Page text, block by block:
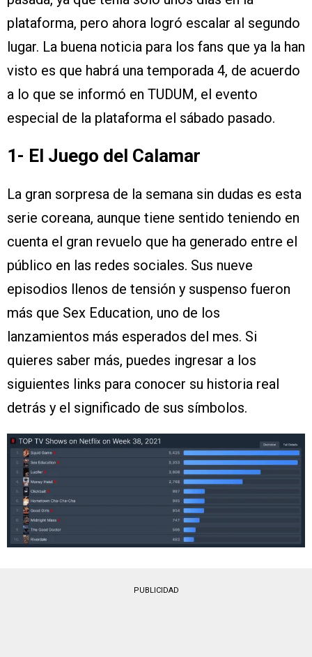
plataforma, pero ahora logró escalar al segundo
lugar. La buena noticia para los fans que ya la han
visto es que habrá una temporada 4, de acuerdo
a lo que se informó en TUDUM, el evento
especial de la plataforma el sábado pasado.
1- El Juego del Calamar
La gran sorpresa de la semana sin dudas es esta
serie coreana, aunque tiene sentido teniendo en
cuenta el gran revuelo que ha generado entre el
público en las redes sociales. Sus nueve
episodios llenos de tensión y suspenso fueron
más que Sex Education, uno de los
lanzamientos más esperados del mes. Si
quieres saber más, puedes ingresar a los
siguientes links para conocer su historia real
detrás y el significado de sus símbolos.
PUBLICIDAD